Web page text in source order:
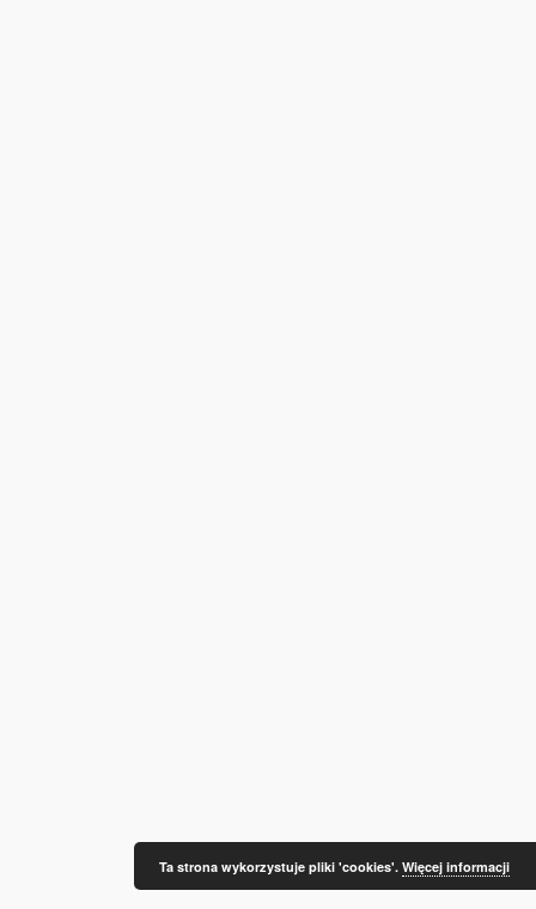
Ta strona wykorzystuje pliki 'cookies'. Więcej informacji